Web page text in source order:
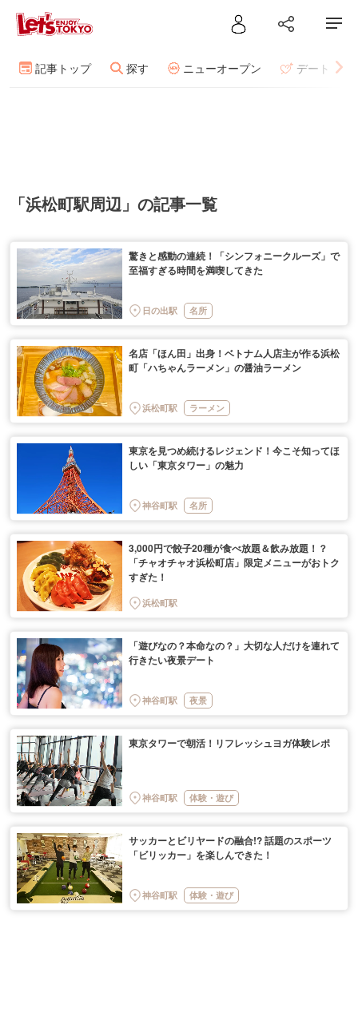
記事トップ 探す ニューオープン デート
「浜松町駅周辺」の記事一覧
驚きと感動の連続！「シンフォニークルーズ」で
至福すぎる時間を満喫してきた
日の出駅 名所
名店「ほん田」出身！ベトナム人店主が作る浜松
町「ハちゃんラーメン」の醤油ラーメン
浜松町駅 ラーメン
東京を見つめ続けるレジェンド！今こそ知ってほ
しい「東京タワー」の魅力
神谷町駅 名所
3,000円で餃子20種が食べ放題＆飲み放題！？
「チャオチャオ浜松町店」限定メニューがおトク
すぎた！
浜松町駅
「遊びなの？本命なの？」大切な人だけを連れて
行きたい夜景デート
神谷町駅 夜景
東京タワーで朝活！リフレッシュヨガ体験レポ
神谷町駅 体験・遊び
サッカーとビリヤードの融合!? 話題のスポーツ
「ビリッカー」を楽しんできた！
神谷町駅 体験・遊び